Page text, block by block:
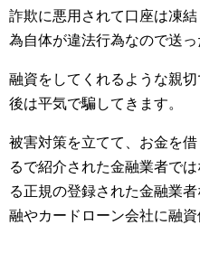
詐欺に悪用されて口座は凍
為自体が違法行為なので送っ
融資をしてくれるような親
後は平気で騙してきます。
被害対策を立てて、お金を
るで紹介された金融業者で
る正規の登録された金融業
融やカードローン会社に融資